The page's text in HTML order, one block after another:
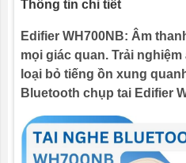
Thông tin chi tiết
Edifier WH700NB: Âm
mọi giác quan. Trải
loại bỏ tiếng ồn xung
Bluetooth chụp tai Edifier
pin
Thời gian sạc 2 giờ
Cổng sạc USB-C
Bluetooth 5.3